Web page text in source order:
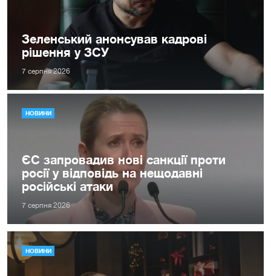
Зеленський анонсував кадрові
рішення у ЗСУ
7 серпня 2026
НОВИНИ
ЄС запровадив нові санкції проти
росії у відповідь на нещодавні
російські атаки
7 серпня 2026
НОВИНИ